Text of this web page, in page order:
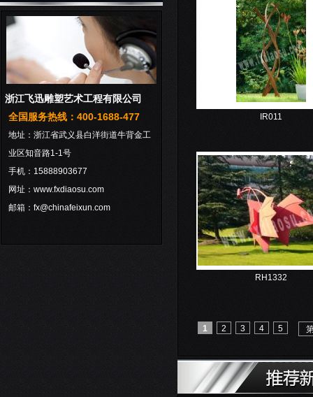
浙江飞迅雕塑艺术工程有限公司
全国服务热线：400-1688-477
地址：浙江省武义县白洋街道牛背金工
业区知音路1-1号
手机：15888903677
网址：www.fxdiaosu.com
邮箱：fx@chinafeixun.com
IR011
RH1332
1 2 3 4 5